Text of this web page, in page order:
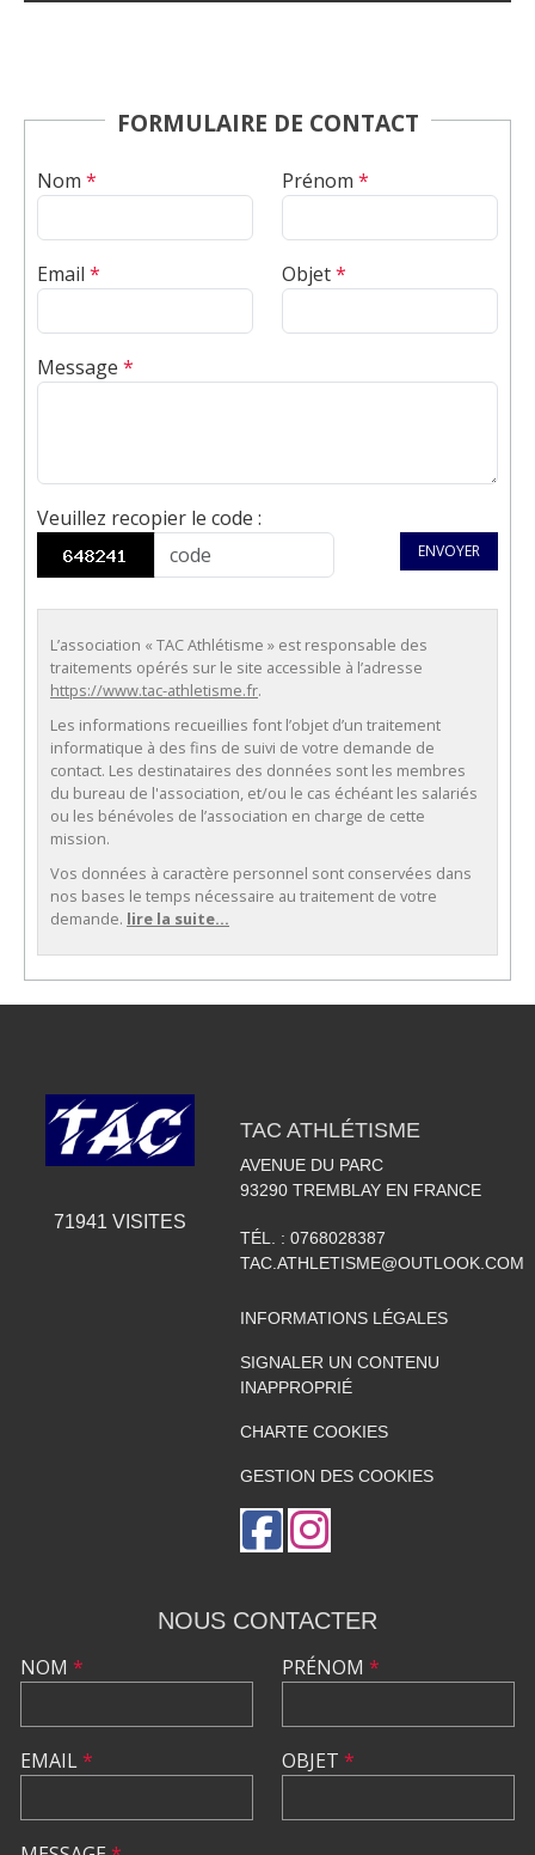
FORMULAIRE DE CONTACT
Nom * Prénom *
Email * Objet*
Message *
Veuillez recopier le code :
ENVOYER
L’association « TAC Athlétisme » est responsable des
traitements opérés sur le site accessible à l’adresse
https://www.tac-athletisme.fr.
Les informations recueillies font l’objet d’un traitement
informatique à des fins de suivi de votre demande de
contact. Les destinataires des données sont les membres
du bureau de l'association, et/ou le cas échéant les salariés
ou les bénévoles de l’association en charge de cette
mission.
Vos données à caractère personnel sont conservées dans
nos bases le temps nécessaire au traitement de votre
demande. lire la suite...
71941 VISITES
TAC ATHLÉTISME
AVENUE DU PARC
93290 TREMBLAY EN FRANCE
TÉL. : 0768028387
TAC.ATHLETISME@OUTLOOK.COM
INFORMATIONS LÉGALES
SIGNALER UN CONTENU
INAPPROPRIÉ
CHARTE COOKIES
GESTION DES COOKIES
NOUS CONTACTER
NOM *
EMAIL*
PRÉNOM *
OBJET *